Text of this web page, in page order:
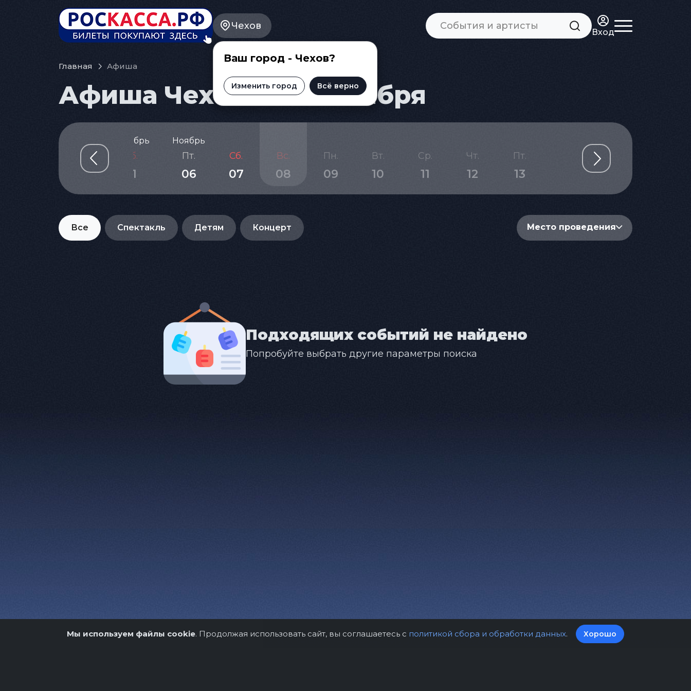
Чехов
Ваш город - Чехов?
Изменить город Всё верно
Вход
Главная Афиша
Афиша Чехова на 8 ноября
Октябрь
Пт.
30
Сб.
31
Ноябрь
Пт.
06
Сб.
07
Вс.
08
Пн.
09
Вт.
10
Ср.
11
Чт.
12
Пт.
13
Вс.
Все Спектакль Детям Концерт Место проведения
Подходящих событий не найдено
Попробуйте выбрать другие параметры поиска
Мы используем файлы cookie. Продолжая использовать сайт, вы соглашаетесь с политикой сбора и обработки данных. Хорошо